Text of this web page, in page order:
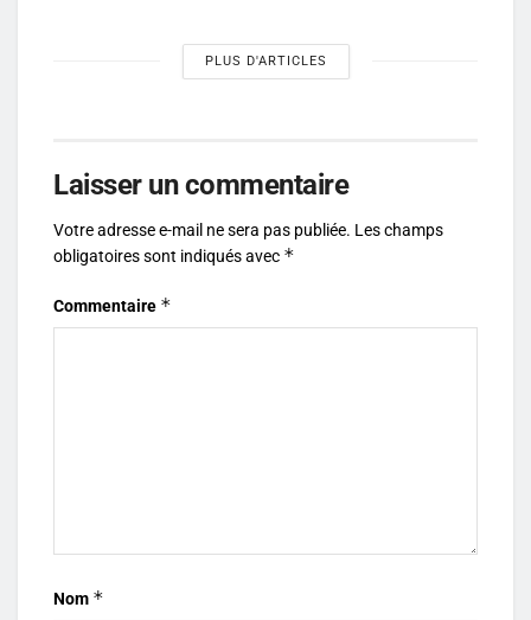
PLUS D'ARTICLES
Laisser un commentaire
Votre adresse e-mail ne sera pas publiée. Les champs
obligatoires sont indiqués avec *
Commentaire *
Nom *